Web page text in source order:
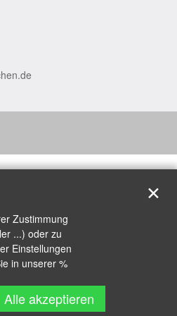
Zustimmung
...) oder zu
Einstellungen
in unserer %
Alle akzeptieren
✕